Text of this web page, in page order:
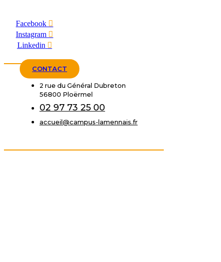
Facebook
Instagram
Linkedin
CONTACT
2 rue du Général Dubreton
56800 Ploërmel
02 97 73 25 00
accueil@campus-lamennais.fr